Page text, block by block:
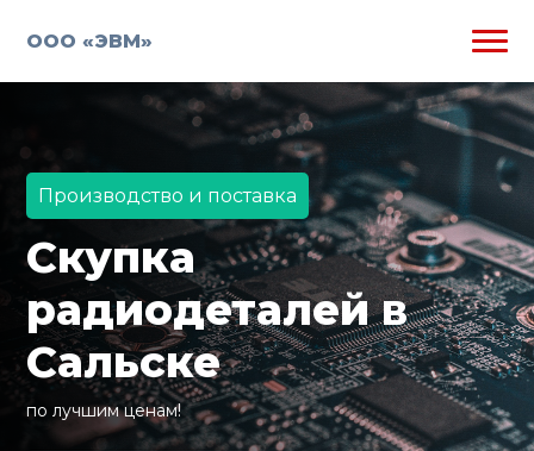
ООО «ЭВМ»
Производство и поставка
Скупка
радиодеталей в
Сальске
по лучшим ценам!